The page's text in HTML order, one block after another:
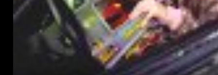
E-Mail-Adresse (optional):
Alle HTML-Tags außer <br>, <strike> und <i> werden aus Deinem Kommentar entfernt.
URLs werden automatisch umgewandelt. Bitte verwende "www." oder "http://" in URLs